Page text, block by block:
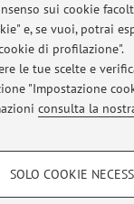
sui cookie
e, se vuoi, potrai
di profilazione".
le tue scelte e
"Impostazione
consulta la
-
SOLO COOKIE
per gestire tutti i
STUDIORUM -
40126 Bologna -
|Note legali|